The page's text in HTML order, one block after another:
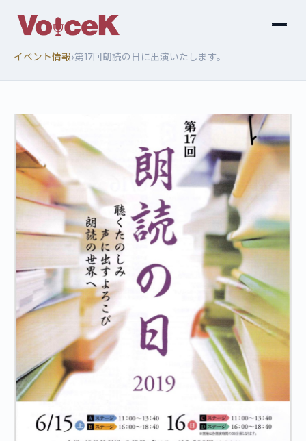
イベント情報›第17回朗読の日に出演いたします。